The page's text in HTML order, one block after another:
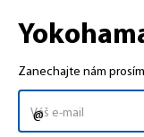
Zanechajte nám